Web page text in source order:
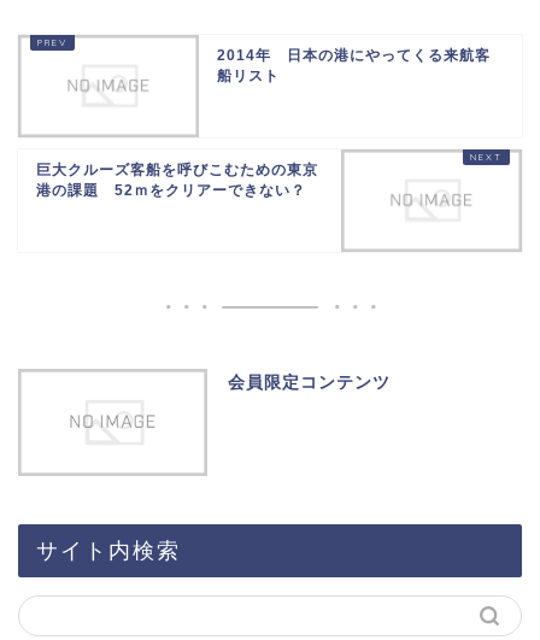
2014年 日本の港にやってくる来航客
船リスト
巨大クルーズ客船を呼びこむための東京
港の課題 52ｍをクリアーできない？
会員限定コンテンツ
サイト内検索